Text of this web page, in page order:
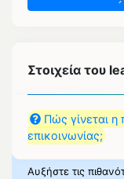
Στοιχεία του
Πώς γίνεται
επικοινωνίας;
Αυξήστε τις